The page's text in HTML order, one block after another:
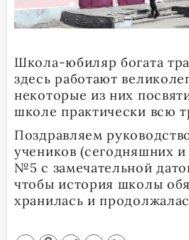
Школа-юбиляр богата
здесь работают
некоторые из них
школе практически всю
Поздравляем
учеников (сегодняшних
№5 с замечательной
чтобы история школы
хранилась и